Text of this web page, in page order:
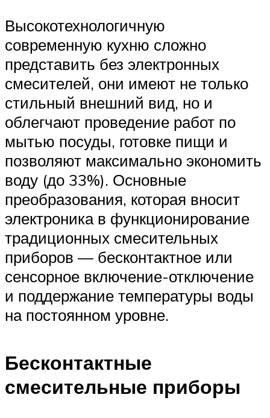
Высокотехнологичную
современную кухню сложно
представить без электронных
смесителей, они имеют не только
стильный внешний вид, но и
облегчают проведение работ по
мытью посуды, готовке пищи и
позволяют максимально экономить
воду (до 33%). Основные
преобразования, которая вносит
электроника в функционирование
традиционных смесительных
приборов — бесконтактное или
сенсорное включение-отключение
и поддержание температуры воды
на постоянном уровне.
Бесконтактные
смесительные приборы